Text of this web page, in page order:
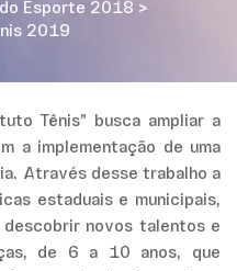
Esporte 2018 >
2019
Tênis” busca ampliar a
a implementação de uma
Através desse trabalho a
estaduais e municipais,
descobrir novos talentos e
de 6 a 10 anos, que